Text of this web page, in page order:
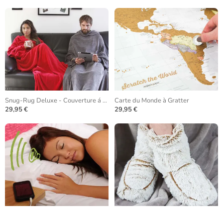
Snug-Rug Deluxe - Couverture á Manches
29,95 €
Carte du Monde à Gratter
29,95 €